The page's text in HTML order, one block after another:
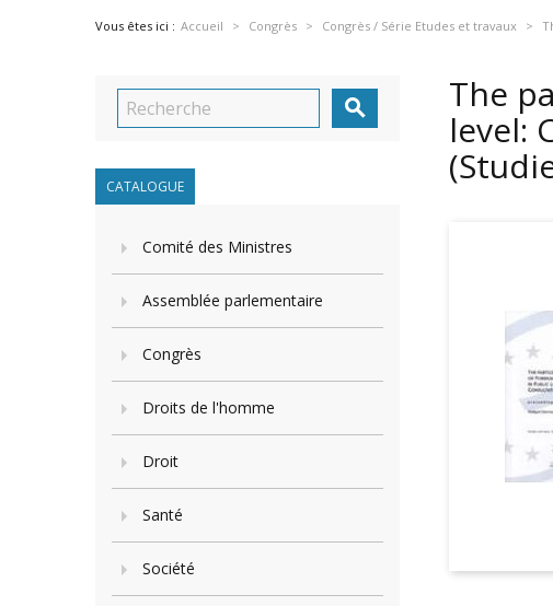
Vous êtes ici : Accueil Congrès Congrès / Série Etudes et travaux

CATALOGUE
Comité des Ministres
Assemblée parlementaire
Congrès
Droits de l'homme
Droit
Santé
Société
The
level: